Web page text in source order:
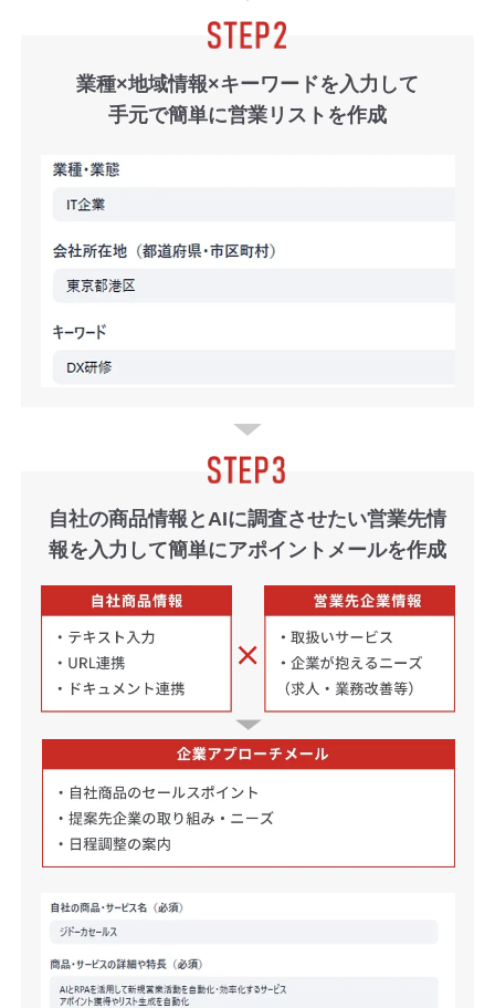
業種×地域情報×キーワードを入力して
手元で簡単に営業リストを作成
自社の商品情報とAIに調査させたい営業先情
報を入力して簡単にアポイントメールを作成